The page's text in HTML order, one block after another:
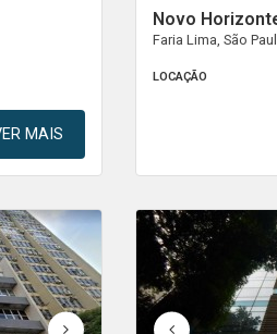
MAIS
Novo
Faria Lima, São
LOCAÇÃO